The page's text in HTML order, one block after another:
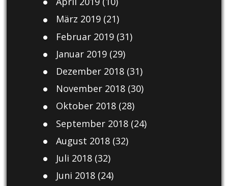
März 2019(21)
Februar 2019(31)
Januar 2019(29)
Dezember 2018(31)
November 2018(30)
Oktober 2018(28)
September 2018(24)
August 2018(32)
Juli 2018(32)
Juni 2018(24)